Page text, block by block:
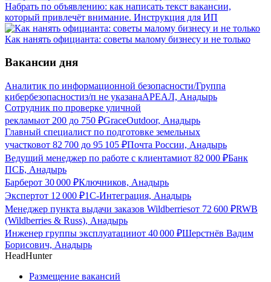
Набрать по объявлению: как написать текст вакансии,
который привлечёт внимание. Инструкция для ИП
Как нанять официанта: советы малому бизнесу и не только
Вакансии дня
Аналитик по информационной безопасности/Группа
кибербезопасностиз/п не указанаАРЕАЛ, Анадырь
Сотрудник по проверке уличной
рекламыот 200 до 750 ₽GraceOutdoor, Анадырь
Главный специалист по подготовке земельных
участковот 82 700 до 95 105 ₽Почта России, Анадырь
Ведущий менеджер по работе с клиентамиот 82 000 ₽Банк
ПСБ, Анадырь
Барберот 30 000 ₽Ключников, Анадырь
Экспертот 12 000 ₽1С-Интеграция, Анадырь
Менеджер пункта выдачи заказов Wildberriesот 72 600 ₽RWB
(Wildberries & Russ), Анадырь
Инженер группы эксплуатацииот 40 000 ₽Шерстнёв Вадим
Борисович, Анадырь
HeadHunter
Размещение вакансий